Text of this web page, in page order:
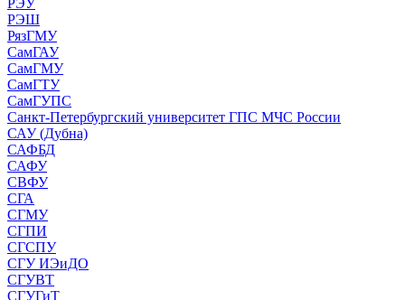
РЭШ
РязГМУ
СамГАУ
СамГМУ
СамГТУ
СамГУПС
Санкт-Петербургский университет ГПС МЧС России
САУ (Дубна)
САФБД
САФУ
СВФУ
СГА
СГМУ
СГПИ
СГСПУ
СГУ ИЭиДО
СГУВТ
СГУГиТ